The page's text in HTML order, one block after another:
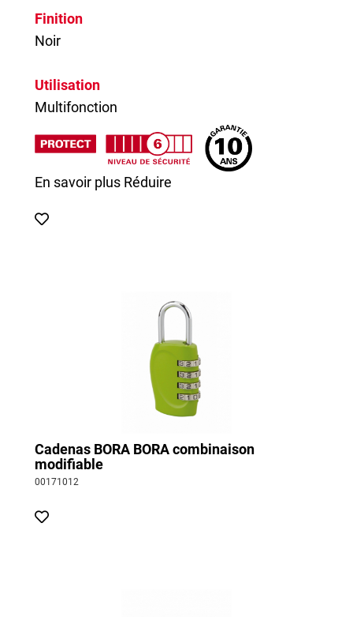
Finition
Noir
Utilisation
Multifonction
En savoir plus Réduire
Cadenas BORA BORA combinaison
modifiable
00171012